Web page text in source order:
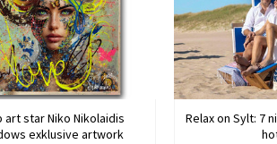
art star Niko Nikolaidis
exklusive artwork
Relax on Sylt: 7